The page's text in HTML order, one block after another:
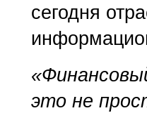
сегодня
это не